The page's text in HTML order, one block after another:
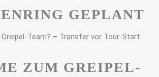
GEPLANT
ZUM GREIPEL-